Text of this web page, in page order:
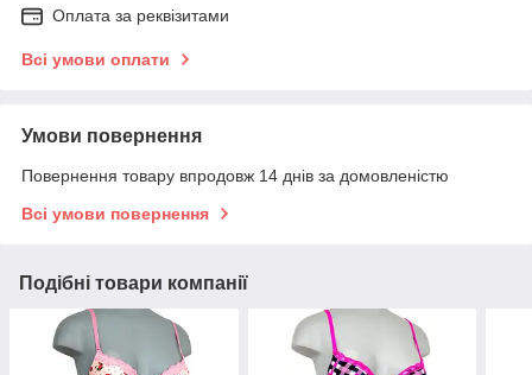
Оплата за реквізитами
Всі умови оплати
Умови повернення
Повернення товару впродовж 14 днів за домовленістю
Всі умови повернення
Подібні товари компанії